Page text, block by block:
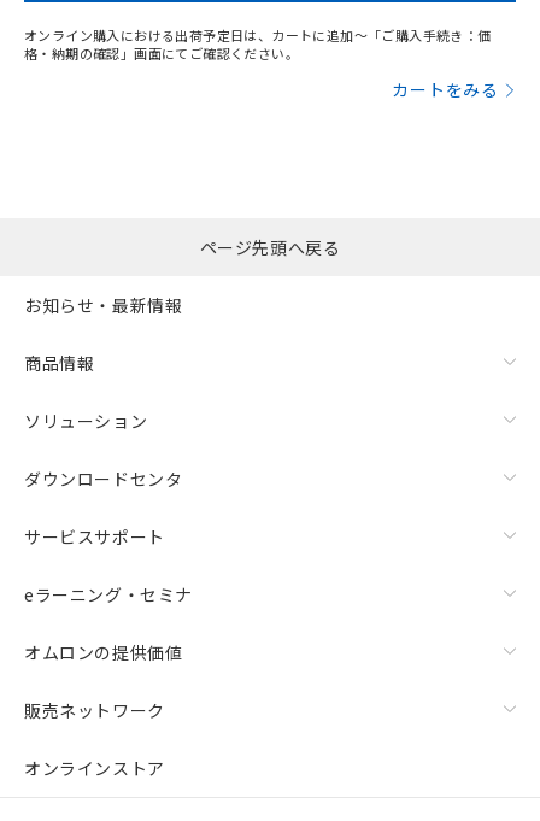
オンライン購入における出荷予定日は、カートに追加～「ご購入手続き：価
格・納期の確認」画面にてご確認ください。
カートをみる
ページ先頭へ戻る
お知らせ・最新情報
商品情報
ソリューション
ダウンロードセンタ
サービスサポート
eラーニング・セミナ
オムロンの提供価値
販売ネットワーク
オンラインストア